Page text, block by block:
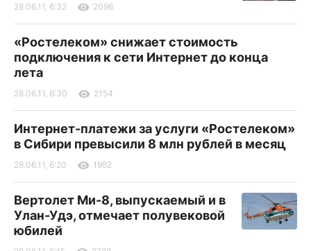
28.06.11, 6:32 2096
«Ростелеком» снижает стоимость
подключения к сети Интернет до конца
лета
28.06.11, 6:30 2154
Интернет-платежи за услуги «Ростелеком»
в Сибири превысили 8 млн рублей в месяц
28.06.11, 6:20 1982
Вертолет Ми-8, выпускаемый и в
Улан-Удэ, отмечает полувековой
юбилей